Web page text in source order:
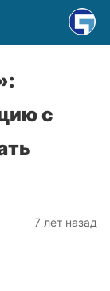
с
7 лет назад